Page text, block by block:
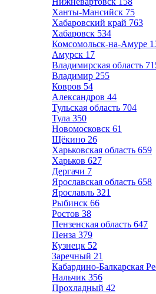
Ханты-Мансийск 75
Хабаровский край 763
Хабаровск 534
Комсомольск-на-Амуре
Амурск 17
Владимирская область
Владимир 255
Ковров 54
Александров 44
Тульская область 704
Тула 350
Новомосковск 61
Щёкино 26
Харьковская область 659
Харьков 627
Дергачи 7
Ярославская область 658
Ярославль 321
Рыбинск 66
Ростов 38
Пензенская область 647
Пенза 379
Кузнецк 52
Заречный 21
Кабардино-Балкарская
Нальчик 356
Прохладный 42